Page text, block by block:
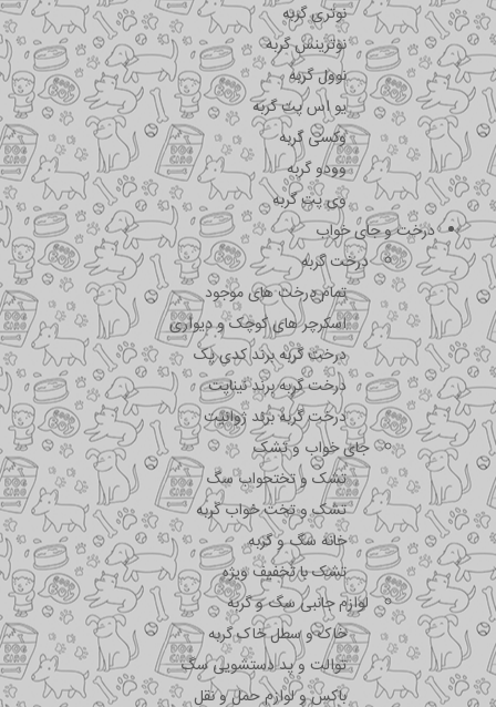
نوتری گربه
نوترینس گربه
نوول گربه
یو اس پت گربه
وکسی گربه
وودو گربه
وی پت گربه
درخت و جای خواب
درخت گربه
تمام درخت های موجود
اسکرچر های کوچک و دیواری
درخت گربه برند کدی پک
درخت گربه برند نیناپت
درخت گربه برند ژوانیت
جای خواب و تشک
تشک و تختحواب سگ
تشک و تخت خواب گربه
خانه سگ و گربه
تشک با تخفیف ویژه
لوازم جانبی سگ و گربه
خاک و سطل خاک گربه
توالت و پد دستشویی سگ
باکس و لوازم حمل و نقل